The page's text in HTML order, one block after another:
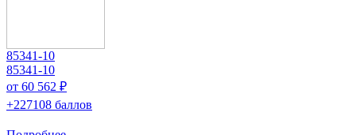
85341-10
85341-10
от 60 562 ₽
+227108 баллов